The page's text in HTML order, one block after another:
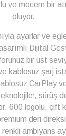
ve modern bir
oluyor.
ayarlar ve
Dijital
bir üst
kablosuz şarj
CarPlay
sürüş
600 logolu, çift
deri
ambiyans